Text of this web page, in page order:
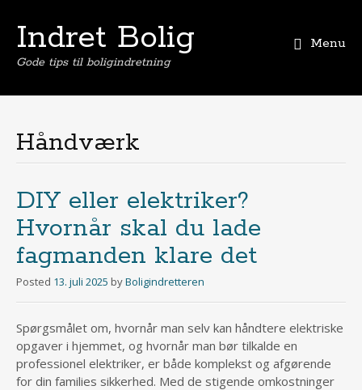
Indret Bolig
Gode tips til boligindretning
Menu
Håndværk
DIY eller elektriker?
Hvornår skal du lade
fagmanden klare det
Posted 13. juli 2025 byBoligindretteren
Spørgsmålet om, hvornår man selv kan håndtere elektriske
opgaver i hjemmet, og hvornår man bør tilkalde en
professionel elektriker, er både komplekst og afgørende
for din families sikkerhed. Med de stigende omkostninger